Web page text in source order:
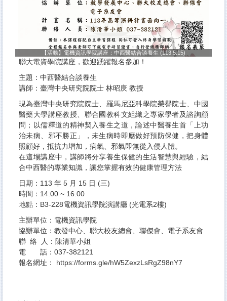
【活動】電機資訊學院講座：中西醫結合談養生 (113.5.15)
聯大電資學院講座，歡迎踴躍報名參加！
主題：中西醫結合談養生
講師：臺灣中央研究院院士 林昭庚 教授
現為臺灣中央研究院院士、羅馬尼亞科學院榮譽院士、中國
醫藥大學講座教授、聯合國教科文組織之專家學者及諮詢顧
問；以儒釋道的精神契入養生之道，論述中醫養生首「上功
治未病、邪不勝正」，未生病時即應做好預防保健，把身體
照顧好，抵抗力增加，病氣、邪氣即無從入侵人體。
在這場講座中，講師將分享養生保健的生活智慧與經驗，結
合中西醫的專業知識，讓您掌握有效的健康管理方法
日期：113 年 5 月 15 日 (三)
時間：14:00 ~ 16:00
地點：B3-228電機資訊學院演講廳 (光電系2樓)
主辦單位：電機資訊學院
協辦單位：教發中心、聯大校友總會、聯傑會、電子系友會
聯 絡 人：陳清華小姐
電 話：037-382121
報名網址： https://forms.gle/hW5ZexzLsRgZ98nY7